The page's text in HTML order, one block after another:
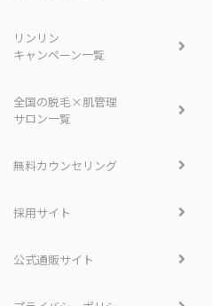
リンリン
キャンペーン一覧
全国の脱毛×肌管理
サロン一覧
無料カウンセリング
採用サイト
公式通販サイト